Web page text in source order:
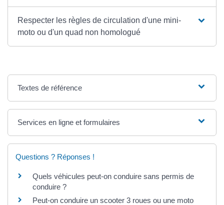
Respecter les règles de circulation d'une mini-
moto ou d'un quad non homologué
Textes de référence
Services en ligne et formulaires
Questions ? Réponses !
Quels véhicules peut-on conduire sans permis de
conduire ?
Peut-on conduire un scooter 3 roues ou une moto